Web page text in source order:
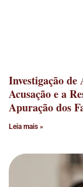
Investigação de
Acusação e a
Apuração dos
Leia mais »